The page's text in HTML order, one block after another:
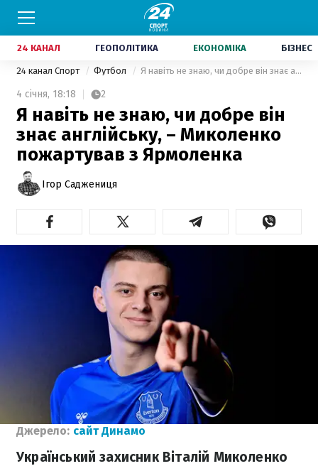
24 КАНАЛ ГЕОПОЛІТИКА ЕКОНОМІКА БІЗНЕС
24 канал Спорт Футбол Я навіть не знаю, чи добре він знає англійську, – Миколенко пожартував з Ярмоленка
4 січня, 18:18 2
Я навіть не знаю, чи добре він
знає англійську, – Миколенко
пожартував з Ярмоленка
Ігор Саджениця
Джерело: сайт Динамо
Український захисник Віталій Миколенко